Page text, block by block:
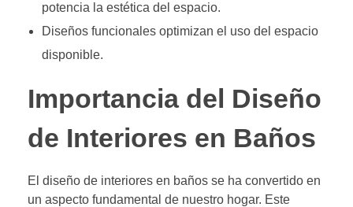
potencia la estética del espacio.
Diseños funcionales optimizan el uso del espacio
disponible.
Importancia del Diseño
de Interiores en Baños
El diseño de interiores en baños se ha convertido en
un aspecto fundamental de nuestro hogar. Este